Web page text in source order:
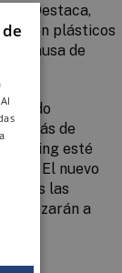
Destaca,
en plásticos
a causa de
de
más de
picking esté
El nuevo
todas las
a